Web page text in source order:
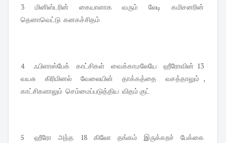
3 மினிஸ்டரின் கையாளாக வரும் லேடி கமிசனரின்
தெனாவெட்டு கனகச்சிதம்
4 ஃபிளாஸ்பேக் காட்சிகள் வைக்காமலேயே ஹீரோவின் 13
வயசு கிரிமினல் வேலையின் தாக்கத்தை வசத்தாலும் ,
காட்சிகளாலும் செம்மைப்படுத்திய விதம் குட்
5 ஹீரோ அந்த 18 கிலோ தங்கம் இருக்கறச் பேக்கை